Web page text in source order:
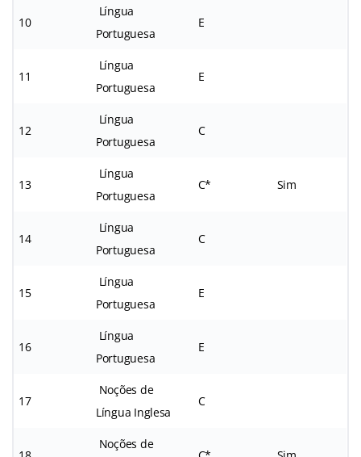
10
Língua
Portuguesa
E
11
Língua
Portuguesa
E
12
Língua
Portuguesa
C
13
Língua
Portuguesa
C* Sim
14
Língua
Portuguesa
C
15
Língua
Portuguesa
E
16
Língua
Portuguesa
E
17
Noções de
Língua Inglesa
C
Noções de